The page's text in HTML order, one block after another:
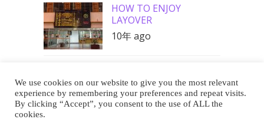
HOW TO ENJOY
LAYOVER
10年 ago
Buy Me a Coffee
We use cookies on our website to give you the most relevant
experience by remembering your preferences and repeat visits.
By clicking “Accept”, you consent to the use of ALL the
cookies.